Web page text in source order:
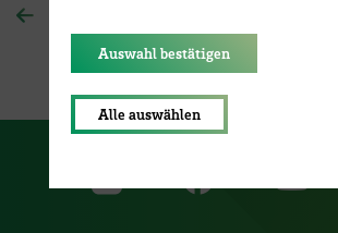
Auswahl bestätigen
Alle auswählen